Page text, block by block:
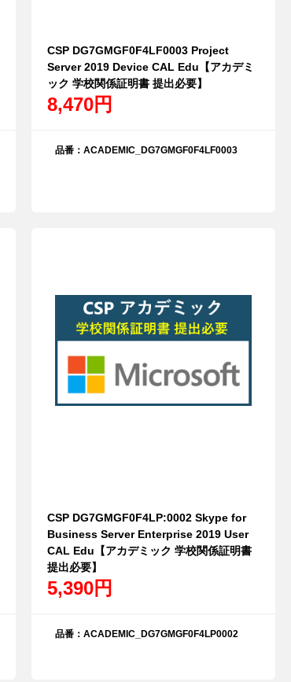
CSP DG7GMGF0F4LF0003 Project
Server 2019 Device CAL Edu【アカデミ
ック 学校関係証明書 提出必要】
8,470円
品番：ACADEMIC_DG7GMGF0F4LF0003
CSP DG7GMGF0F4LP:0002 Skype for
Business Server Enterprise 2019 User
CAL Edu【アカデミック 学校関係証明書
提出必要】
5,390円
品番：ACADEMIC_DG7GMGF0F4LP0002